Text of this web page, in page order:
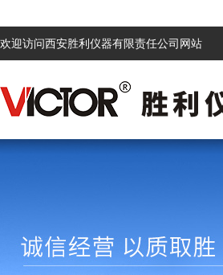
欢迎访问西安胜利仪器有限责任公司网站